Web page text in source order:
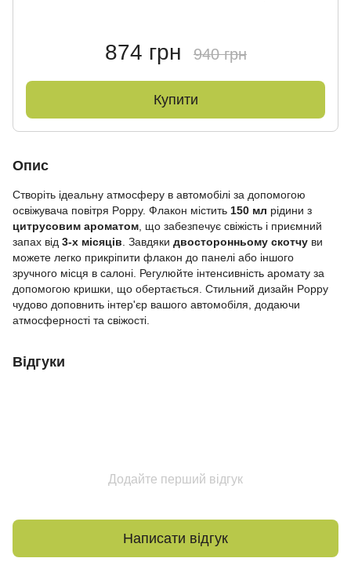
874 грн 940 грн
Купити
Опис
Створіть ідеальну атмосферу в автомобілі за допомогою
освіжувача повітря Poppy. Флакон містить 150 мл рідини з
цитрусовим ароматом , що забезпечує свіжість і приємний
запах від 3-х місяців . Завдяки двосторонньому скотчу ви
можете легко прикріпити флакон до панелі або іншого
зручного місця в салоні. Регулюйте інтенсивність аромату за
допомогою кришки, що обертається. Стильний дизайн Poppy
чудово доповнить інтер'єр вашого автомобіля, додаючи
атмосферності та свіжості.
Відгуки
Додайте перший відгук
Написати відгук